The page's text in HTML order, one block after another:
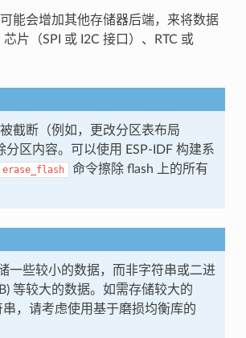
能会增加其他存储器后端，来将数据
片（SPI 或 I2C 接口）、RTC 或
截断（例如，更改分区表布局
分区内容。可以使用 ESP-IDF 构建系
erase_flash
命令擦除 flash 上的所有
一些较小的数据，而非字符串或二进
等较大的数据。如需存储较大的
串，请考虑使用基于磨损均衡库的